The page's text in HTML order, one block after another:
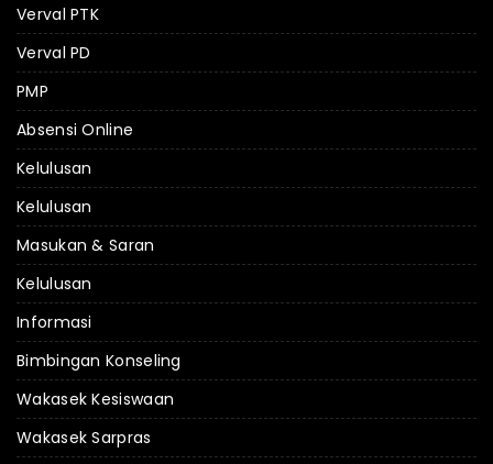
Verval PTK
Verval PD
PMP
Absensi Online
Kelulusan
Kelulusan
Masukan & Saran
Kelulusan
Informasi
Bimbingan Konseling
Wakasek Kesiswaan
Wakasek Sarpras